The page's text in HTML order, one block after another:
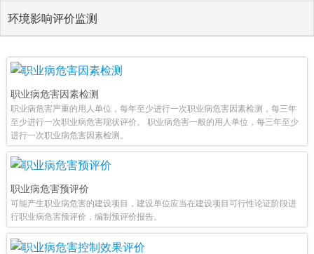
环境影响评价监测
职业病危害因素检测
职业病危害严重的用人单位，每年至少进行一次职业病危害因素检测，每三年
至少进行一次职业病危害现状评价。 职业病危害一般的用人单位，每三年至少
进行一次职业病危害因素检测。
职业病危害预评价
可能产生职业病危害的建设项目，建设单位应当在建设项目可行性论证阶段进
行职业病危害预评价，编制预评价报告。